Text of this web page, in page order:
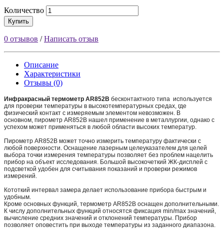
Количество
Купить
0 отзывов /Написать отзыв
Описание
Характеристики
Отзывы (0)
Инфракрасный термометр AR852B бесконтактного типа используется
для проверки температуры в высокотемпературных средах, где
физический контакт с измеряемым элементом невозможен. В
основном, пирометр AR852B нашел применение в металлургии, однако с
успехом может применяться в любой области высоких температур.
Пирометр AR852B может точно измерить температуру фактически с
любой поверхности. Оснащение лазерным целеуказателем для целей
выбора точки измерения температуры позволяет без проблем нацелить
прибор на объект исследования. Большой высокочеткий ЖК-дисплей с
подсветкой удобен для считывания показаний и проверки режимов
измерений.
Кототкий интервал замера делает использование прибора быстрым и
удобным.
Кроме основных функций, термометр AR852B оснащен дополнительными.
К числу дополнительных функций относятся фиксация min/max значений,
вычисление средних значений и отклонений температуры. Прибор
позволяет оповестить при выходе температуры из заданного диапазона.